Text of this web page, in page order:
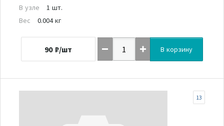
В узле
1 шт.
Вес
0.004 кг
90 ₽/шт В корзину
13